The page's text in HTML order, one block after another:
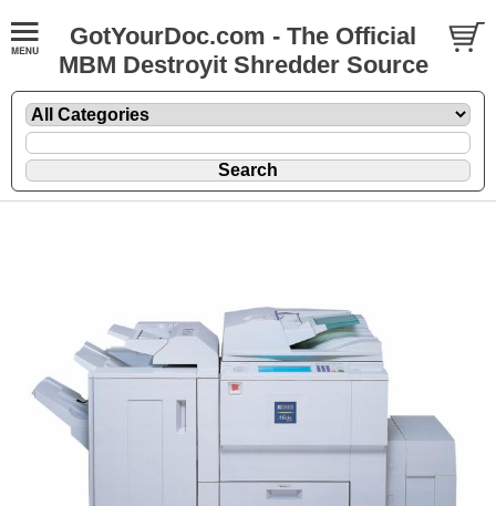
GotYourDoc.com - The Official
MBM Destroyit Shredder Source